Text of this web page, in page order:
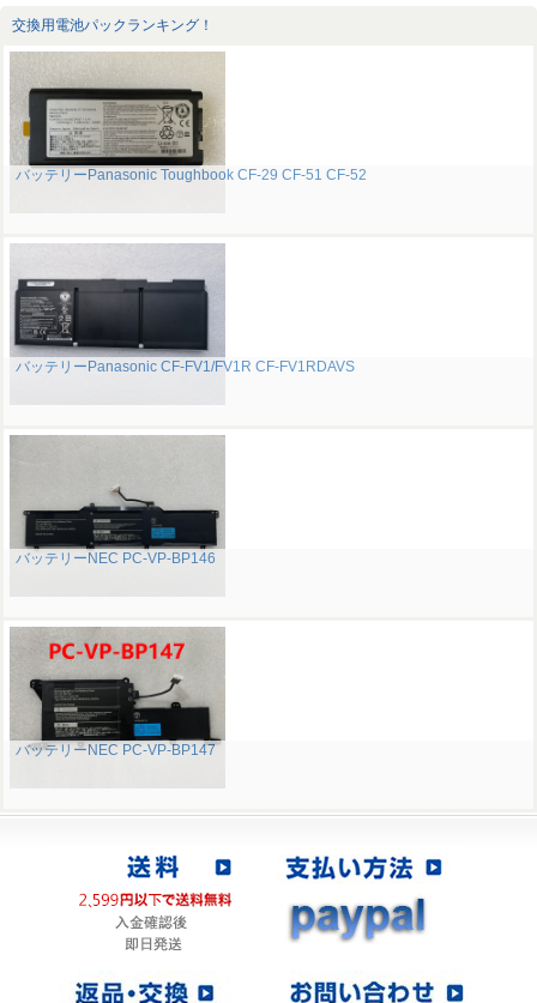
交換用電池パックランキング！
バッテリーPanasonic Toughbook CF-29 CF-51 CF-52
バッテリーPanasonic CF-FV1/FV1R CF-FV1RDAVS
バッテリーNEC PC-VP-BP146
バッテリーNEC PC-VP-BP147